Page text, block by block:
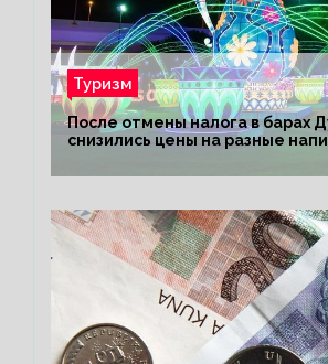
Туризм
После отмены налога в барах
снизились цены на разные